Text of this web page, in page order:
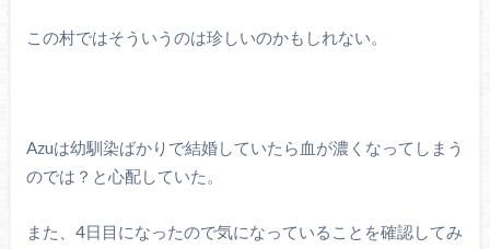
この村ではそういうのは珍しいのかもしれない。
Azuは幼馴染ばかりで結婚していたら血が濃くなってしまう
のでは？と心配していた。
また、4日目になったので気になっていることを確認してみ